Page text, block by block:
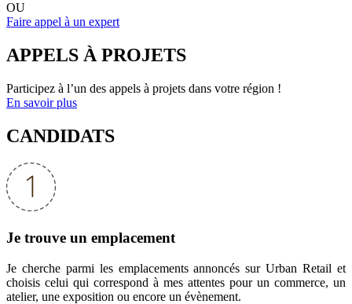
OU
Faire appel à un expert
APPELS À PROJETS
Participez à l’un des appels à projets dans votre région !
En savoir plus
CANDIDATS
Je trouve un emplacement
Je cherche parmi les emplacements annoncés sur Urban Retail et
choisis celui qui correspond à mes attentes pour un commerce, un
atelier, une exposition ou encore un évènement.